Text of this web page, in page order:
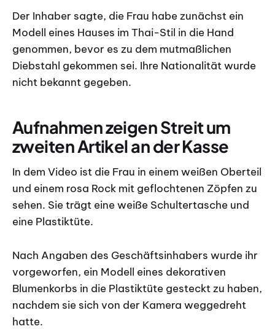
Der Inhaber sagte, die Frau habe zunächst ein
Modell eines Hauses im Thai-Stil in die Hand
genommen, bevor es zu dem mutmaßlichen
Diebstahl gekommen sei. Ihre Nationalität wurde
nicht bekannt gegeben.
Aufnahmen zeigen Streit um
zweiten Artikel an der Kasse
In dem Video ist die Frau in einem weißen Oberteil
und einem rosa Rock mit geflochtenen Zöpfen zu
sehen. Sie trägt eine weiße Schultertasche und
eine Plastiktüte.
Nach Angaben des Geschäftsinhabers wurde ihr
vorgeworfen, ein Modell eines dekorativen
Blumenkorbs in die Plastiktüte gesteckt zu haben,
nachdem sie sich von der Kamera weggedreht
hatte.